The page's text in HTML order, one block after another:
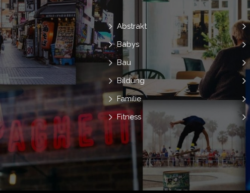
Abstrakt
Babys
Bau
Bildung
Familie
Fitness